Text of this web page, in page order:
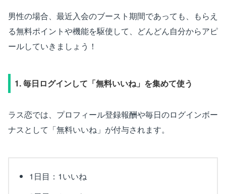
男性の場合、最近入会のブースト期間であっても、もらえ
る無料ポイントや機能を駆使して、どんどん自分からアピ
ールしていきましょう！
1. 毎日ログインして「無料いいね」を集めて使う
ラス恋では、プロフィール登録報酬や毎日のログインボー
ナスとして「無料いいね」が付与されます。
1日目：1いいね